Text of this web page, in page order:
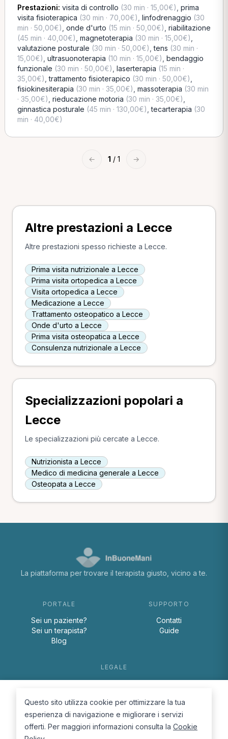
Prestazioni: visita di controllo (30 min · 15,00€) prima
visita fisioterapica (30 min · 70,00€) linfodrenaggio (30
min · 50,00€) onde d'urto (15 min · 50,00€) riabilitazione
(45 min · 40,00€) magnetoterapia (30 min · 15,00€)
valutazione posturale (30 min · 50,00€) ,tens (30 min ·
15,00€) ultrasuonoterapia (10 min · 15,00€) bendaggio
funzionale (30 min · 50,00€) laserterapia (15 min ·
35,00€) ,trattamento fisioterapico (30 min · 50,00€)
fisiokinesiterapia (30 min · 35,00€) massoterapia (30 min
· 35,00€) rieducazione motoria (30 min · 35,00€)
ginnastica posturale (45 min · 130,00€) ,tecarterapia (30
min · 40,00€)
← 1 / 1 →
Altre prestazioni a Lecce
Altre prestazioni spesso richieste a Lecce.
Prima visita nutrizionale a Lecce
Prima visita ortopedica a Lecce
Visita ortopedica a Lecce
Medicazione a Lecce
Trattamento osteopatico a Lecce
Onde d'urto a Lecce
Prima visita osteopatica a Lecce
Consulenza nutrizionale a Lecce
Specializzazioni popolari a
Lecce
Le specializzazioni più cercate a Lecce.
Nutrizionista a Lecce
Medico di medicina generale a Lecce
Osteopata a Lecce
La piattaforma per trovare il terapista giusto, vicino a te.
PORTALE
Sei un paziente?
Sei un terapista?
Blog
SUPPORTO
Contatti
Guide
LEGALE
Cookie Policy
Questo sito utilizza cookie per ottimizzare la tua
esperienza di navigazione e migliorare i servizi
offerti. Per maggiori informazioni consulta la Cookie